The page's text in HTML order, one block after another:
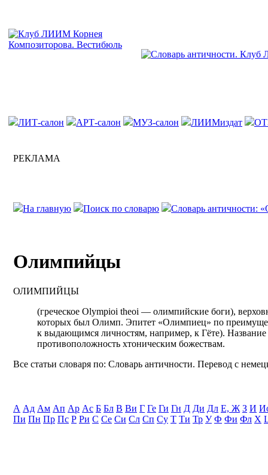
ЛИТ-салон АРТ-салон МУЗ-салон ЛИИМиздат
РЕКЛАМА
На главную Поиск по словарю Словарь античности:
Олимпийцы
ОЛИМПИЙЦЫ
(греческое Olympioi theoi — олимпийские боги),
которых был Олимп. Эпитет «Олимпиец» по
к выдающимся личностям, например, к Гёте).
противоположность хтоническим божествам.
Все статьи словаря по: Словарь античности. Перевод с
А Ад Ам Ап Ар Ас Б Бл В Ви Г Ге Ги Гн Д Ди Дл Е, Ж З И
Пи Пн Пр Пс Р Ри С Се Си Сл Сп Су Т Ти Тр У Ф Фи Фл Х